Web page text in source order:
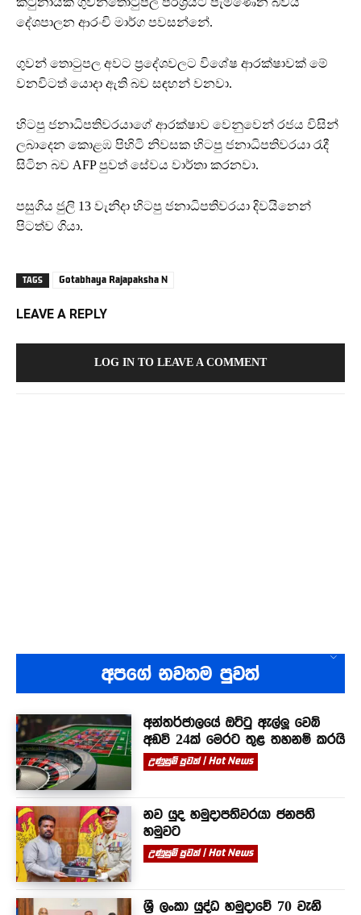
දේශපාලන ආරංචි මාර්ග පවසන්නේ.
ගුවන් තොටුපල අවට ප්‍රදේශවලට විශේෂ ආරක්ෂාවක් මේ
වනවිටත් යොදා ඇති බව සඳහන් වනවා.
හිටපු ජනාධිපතිවරයාගේ ආරක්ෂාව වෙනුවෙන් රජය විසින්
ලබාදෙන කොළඹ පිහිටි නිවසක හිටපු ජනාධිපතිවරයා රැදී
සිටින බව AFP පුවත් සේවය වාර්තා කරනවා.
පසුගිය ජුලි 13 වැනිදා හිටපු ජනාධිපතිවරයා දිවයිනෙන්
පිටත්ව ගියා.
TAGS Gotabhaya Rajapaksha N
LEAVE A REPLY
LOG IN TO LEAVE A COMMENT
අපගේ නවතම පුවත්
අන්තර්ජාලයේ ඔට්ටු ඇල්ලූ වෙබ්
අඩවි 24ක් මෙරට තුළ තහනම් කරයි
උණුසුම් පුවත් | Hot News
නව යුද හමුදාපතිවරයා ජනපති
හමුවට
උණුසුම් පුවත් | Hot News
ශ්‍රී ලංකා යුද්ධ හමුදාවේ 70 වැනි